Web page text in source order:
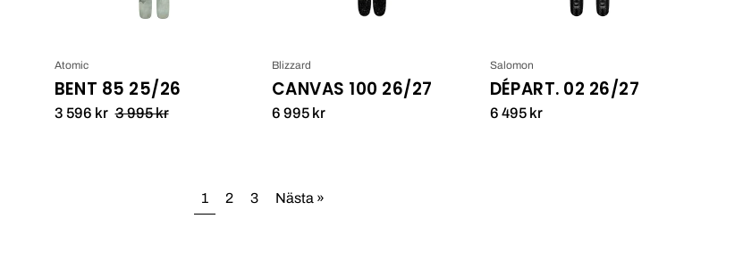
BENT 85 25/26
Atomic
3 596 kr 3 995 kr
CANVAS 100 26/27
Blizzard
6 995 kr
DÉPART. 02 26/27
Salomon
6 495 kr
1 2 3 Nästa »